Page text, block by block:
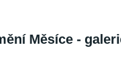
Měsíce -